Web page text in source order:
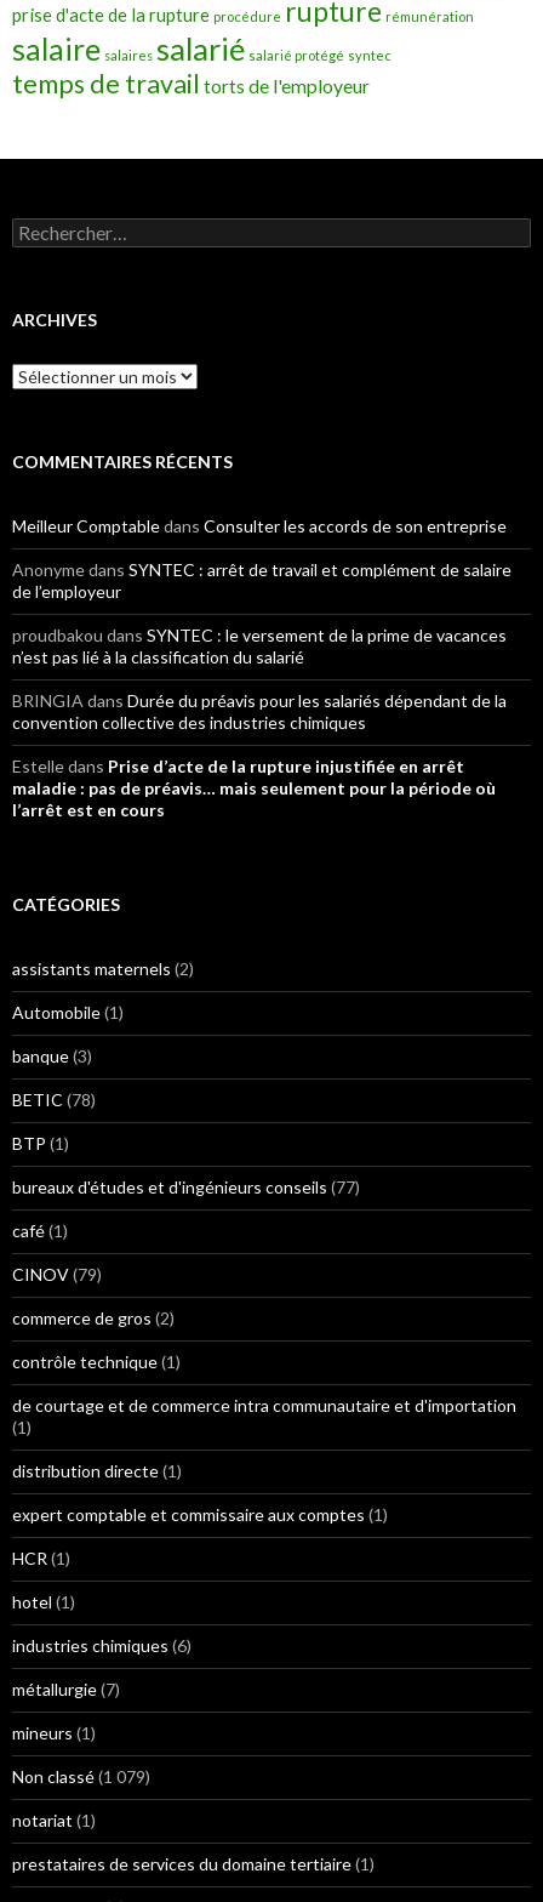
prise d'acte de la rupture procédure rupture rémunération
salaire salaires salarié salarié protégé syntec
temps de travail torts de l'employeur
Rechercher :
ARCHIVES
Archives
COMMENTAIRES RÉCENTS
Meilleur Comptabledans Consulter les accords de son entreprise
Anonymedans SYNTEC : arrêt de travail et complément de salaire
de l’employeur
proudbakou dans SYNTEC : le versement de la prime de vacances
n’est pas lié à la classification du salarié
BRINGIA dans Durée du préavis pour les salariés dépendant de la
convention collective des industries chimiques
Estelledans Prise d’acte de la rupture injustifiée en arrêt
maladie : pas de préavis… mais seulement pour la période où
l’arrêt est en cours
CATÉGORIES
assistants maternels (2)
Automobile(1)
banque(3)
BETIC (78)
BTP (1)
bureaux d'études et d'ingénieurs conseils (77)
café(1)
CINOV(79)
commerce de gros (2)
contrôle technique(1)
de courtage et de commerce intra communautaire et d'importation
(1)
distribution directe(1)
expert comptable et commissaire aux comptes (1)
HCR (1)
hotel (1)
industries chimiques (6)
métallurgie(7)
mineurs (1)
Non classé(1 079)
notariat (1)
prestataires de services du domaine tertiaire(1)